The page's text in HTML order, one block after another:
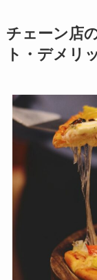
チェーン店
ト・デメリ